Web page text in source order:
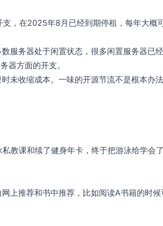
，在2025年8月已经到期停租，每年大概
服务器处于闲置状态，很多闲置服务器已
器方面的开支。
未收缩成本。一味的开源节流不是根本办
教课和续了健身年卡，终于把游泳给学会
上推荐和书中推荐，比如阅读A书籍的时候